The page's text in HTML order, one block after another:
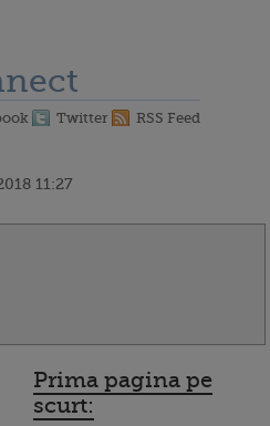
Twitter RSS Feed
11:27
Prima pagina pe
scurt: